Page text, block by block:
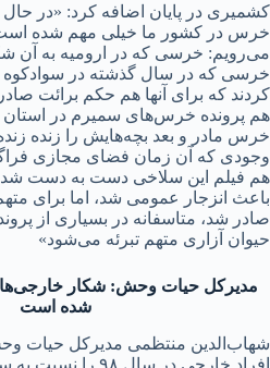
کشمیری در پایان اضافه کرد: «در
خرس در کشور ما خیلی مهم شده
می‌رویم: خرسی که در ارومیه به آن
خرسی که در سال گذشته در سوادکوه
کردند که برای آنها هم حکم برائت
هم پرونده خرس‌های سمیرم در استان
خرس مادر و بعد بچه‌هایش را زنده
وجودی که آن زمان فضای مجازی
هم فیلم این سلاخی دست به دست شد
باعث انزجار عمومی شد، اما برای
صادر شد، متاسفانه در بسیاری از
حیوان آزاری متهم تبرئه می‌شود»
مدیرکل حیات وحش: شکار
شده است
شهاب‌الدین منتظمی مدیرکل حیات